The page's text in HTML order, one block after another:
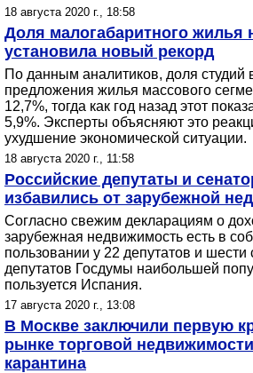
18 августа 2020 г., 18:58
Доля малогабаритного жилья
установила новый рекорд
По данным аналитиков, доля
предложения жилья массового
12,7%, тогда как год назад этот
5,9%. Эксперты объясняют это
ухудшение экономической ситуации.
18 августа 2020 г., 11:58
Российские депутаты и
избавились от зарубежной
Согласно свежим декларациям о
зарубежная недвижимость есть в
пользовании у 22 депутатов и
депутатов Госдумы наибольшей
пользуется Испания.
17 августа 2020 г., 13:08
В Москве заключили первую
рынке торговой
карантина